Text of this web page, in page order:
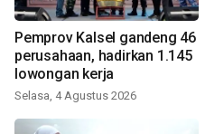
Pemprov Kalsel gandeng 46
perusahaan, hadirkan 1.145
lowongan kerja
Selasa, 4 Agustus 2026